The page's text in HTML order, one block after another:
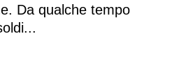
Da qualche tempo